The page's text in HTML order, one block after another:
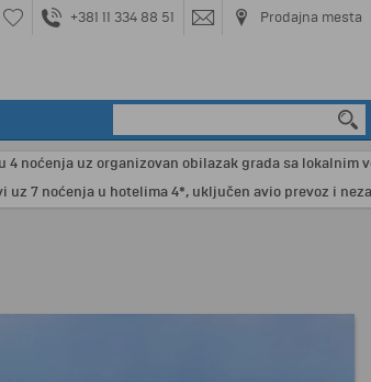
+381 11 334 88 51 Prodajna mesta
uz organizovan obilazak grada sa lokalnim
u hotelima 4*, uključen avio prevoz i